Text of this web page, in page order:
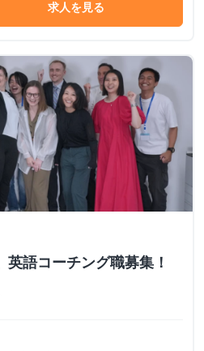
求人を見る
語コーチング職募集！